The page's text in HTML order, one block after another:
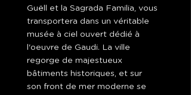
Guëll et la Sagrada Familia, vous
transportera dans un véritable
musée à ciel ouvert dédié à
l'oeuvre de Gaudi. La ville
regorge de majestueux
bâtiments historiques, et sur
son front de mer moderne se